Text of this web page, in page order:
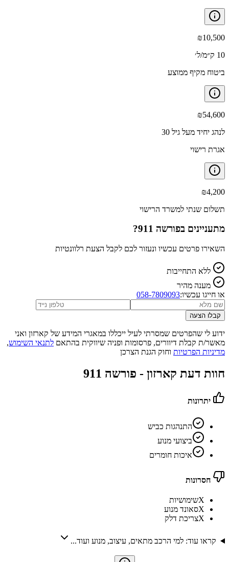
₪10,500
10 ק״מ/ל׳
ביטוח מקיף ממוצע
₪54,600
לנהג יחיד מעל גיל 30
אגרת רישוי
₪4,200
תשלום שנתי למשרד הרישוי
מתעניינים בפורשה 911 ?
השאירו פרטים עכשיו ונעזור לכם לקבל הצעת רלוונטיות
ללא התחייבות
מענה מהיר
או חייגו עכשיו:058-7809093
קבלו הצעה
ידוע לי שהפרטים שמסרתי לעיל ייכללו במאגרי המידע של קארזון ואני
מאשר/ת קבלת דיוורים, פרסומות ופניה שיווקית בהתאם לתנאי השימוש,
מדיניות הפרטיות וחוק הגנת הצרכן
חוות דעת קארזון - פורשה 911
יתרונות
התנהגות כביש
ביצועי מנוע
איכות חומרים
חסרונות
Xשימושיות
Xסאונד מנוע
Xצריכת דלק
קראו עוד: למי הרכב מתאים, עיצוב, מנוע ועוד...